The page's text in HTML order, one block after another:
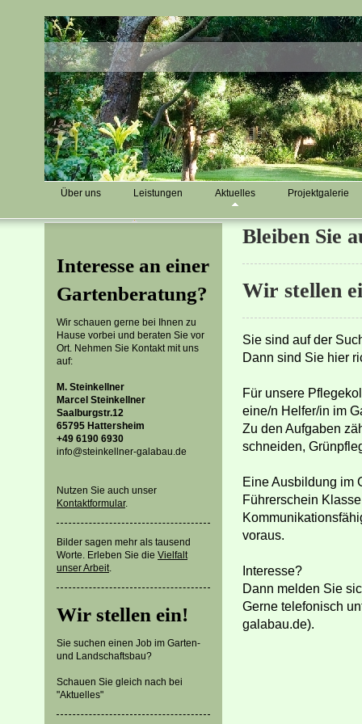
Über uns Leistungen Aktuelles Projektgalerie
Interesse an einer
Gartenberatung?
Wir schauen gerne bei Ihnen zu
Hause vorbei und beraten Sie vor
Ort. Nehmen Sie Kontakt mit uns
auf:
M. Steinkellner
Marcel Steinkellner
Saalburgstr.12
65795 Hattersheim
+49 6190 6930
info@steinkellner-galabau.de
Nutzen Sie auch unser
Kontaktformular.
Bilder sagen mehr als tausend
Worte. Erleben Sie die Vielfalt
unser Arbeit.
Wir stellen ein!
Sie suchen einen Job im Garten-
und Landschaftsbau?
Schauen Sie gleich nach bei
"Aktuelles"
Bleiben Sie
Wir stellen
Sie sind auf der
Dann sind Sie hier
Für unsere
eine/n Helfer/in im
Zu den Aufgaben
schneiden,
Eine Ausbildung im
Führerschein
voraus.
Interesse?
Dann melden Sie
Gerne telefonisch
galabau.de).